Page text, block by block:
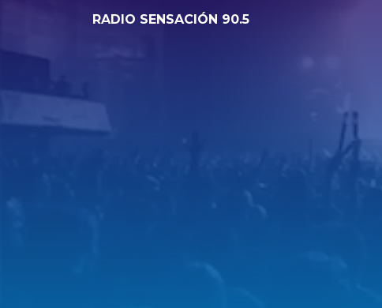
RADIO SENSACIÓN 90.5